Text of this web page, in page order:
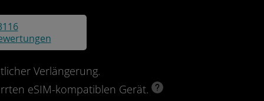
Verlängerung.
eSIM-kompatiblen Gerät.